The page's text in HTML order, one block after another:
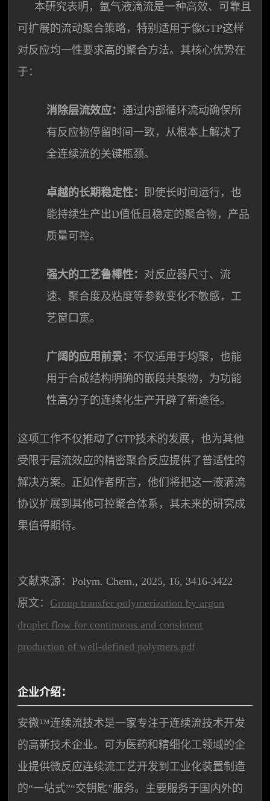
本研究表明，氩气液滴流是一种高效、可靠且
可扩展的流动聚合策略，特别适用于像GTP这样
对反应均一性要求高的聚合方法。其核心优势在
于：
消除层流效应：通过内部循环流动确保所
有反应物停留时间一致，从根本上解决了
全连续流的关键瓶颈。
卓越的长期稳定性： 即使长时间运行，也
能持续生产出D值低且稳定的聚合物，产品
质量可控。
强大的工艺鲁棒性： 对反应器尺寸、流
速、聚合度及粘度等参数变化不敏感，工
艺窗口宽。
广阔的应用前景： 不仅适用于均聚，也能
用于合成结构明确的嵌段共聚物，为功能
性高分子的连续化生产开辟了新途径。
这项工作不仅推动了GTP技术的发展，也为其他
受限于层流效应的精密聚合反应提供了普适性的
解决方案。正如作者所言，他们将把这一液滴流
协议扩展到其他可控聚合体系，其未来的研究成
果值得期待。
文献来源：Polym. Chem., 2025, 16, 3416-3422
原文： Group transfer polymerization by argon
droplet flow for continuous and consistent
production of well-defined polymers.pdf
企业介绍：
安微™连续流技术是一家专注于连续流技术开发
的高新技术企业。可为医药和精细化工领域的企
业提供微反应连续流工艺开发到工业化装置制造
的“一站式”“交钥匙”服务。主要服务于国内外的